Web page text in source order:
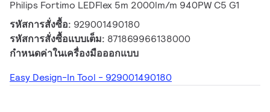
Philips Fortimo LEDFlex 5m 2000lm/m 940PW C5 G1
รหัสการสั่งซื้อ: 929001490180
รหัสการสั่งซื้อแบบเต็ม: 871869966138000
กำหนดค่าในเครื่องมือออกแบบ
Easy Design-In Tool - 929001490180